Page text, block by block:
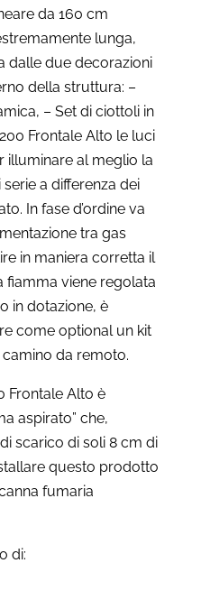
da 160 cm
lunga,
dalle due decorazioni
della struttura: –
– Set di ciottoli in
Frontale Alto le luci
illuminare al meglio la
a differenza dei
In fase d’ordine va
tra gas
in maniera corretta il
fiamma viene regolata
in dotazione, è
come optional un kit
da remoto.
Frontale Alto è
aspirato” che,
scarico di soli 8 cm di
questo prodotto
fumaria
di: